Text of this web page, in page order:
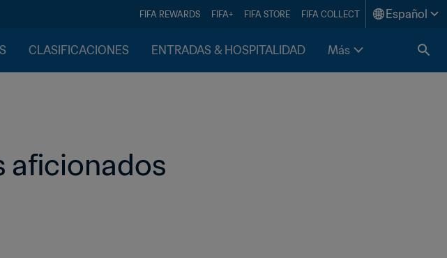
FIFA REWARDS FIFA+ FIFA STORE FIFA COLLECT Español
CLASIFICACIONES ENTRADAS & HOSPITALIDAD Más
aficionados